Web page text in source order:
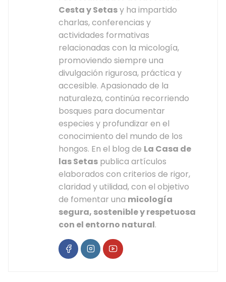
Cesta y Setasy ha impartido
charlas, conferencias y
actividades formativas
relacionadas con la micología,
promoviendo siempre una
divulgación rigurosa, práctica y
accesible. Apasionado de la
naturaleza, continúa recorriendo
bosques para documentar
especies y profundizar en el
conocimiento del mundo de los
hongos. En el blog de La Casa de
las Setas publica artículos
elaborados con criterios de rigor,
claridad y utilidad, con el objetivo
de fomentar una micología
segura, sostenible y respetuosa
con el entorno natural.